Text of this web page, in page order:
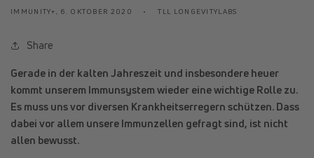
IMMUNITY+, 6. OKTOBER 2020 TLL LONGEVITYLABS
Share
Gerade in der kalten Jahreszeit und insbesondere heuer
kommt unserem Immunsystem wieder eine wichtige Rolle zu.
Es muss uns vor diversen Krankheitserregern schützen. Dass
dabei vor allem unsere Immunzellen gefragt sind, ist nicht
allen bewusst.